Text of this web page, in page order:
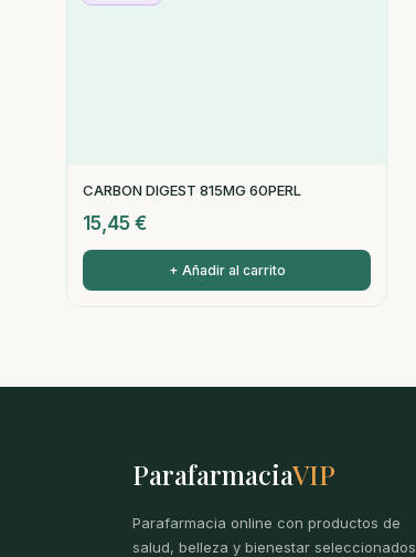
CARBON DIGEST 815MG 60PERL
15,45 €
+ Añadir al carrito
ParafarmaciaVIP
Parafarmacia online con productos de
salud, belleza y bienestar seleccionados